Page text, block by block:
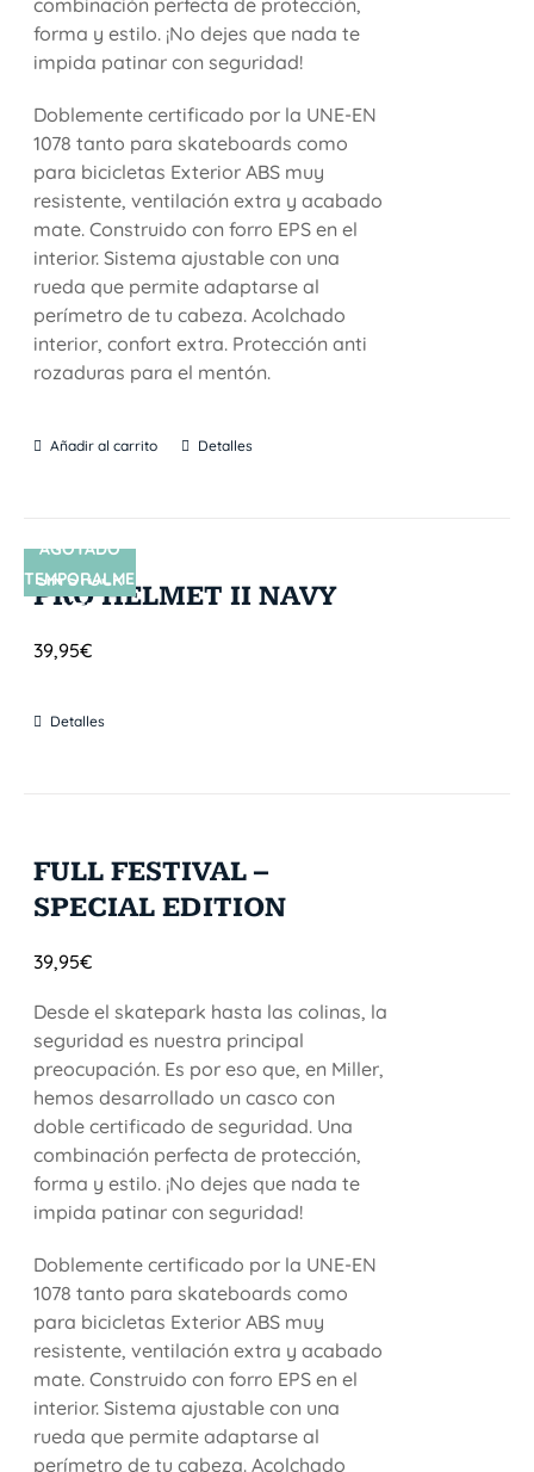
combinación perfecta de protección,
forma y estilo. ¡No dejes que nada te
impida patinar con seguridad!
Doblemente certificado por la UNE-EN
1078 tanto para skateboards como
para bicicletas Exterior ABS muy
resistente, ventilación extra y acabado
mate. Construido con forro EPS en el
interior. Sistema ajustable con una
rueda que permite adaptarse al
perímetro de tu cabeza. Acolchado
interior, confort extra. Protección anti
rozaduras para el mentón.
Añadir al carrito Detalles
SIN STOCK
AGOTADO
TEMPORALME
NTE
PRO HELMET II NAVY
39,95€
Detalles
FULL FESTIVAL –
SPECIAL EDITION
39,95€
Desde el skatepark hasta las colinas, la
seguridad es nuestra principal
preocupación. Es por eso que, en Miller,
hemos desarrollado un casco con
doble certificado de seguridad. Una
combinación perfecta de protección,
forma y estilo. ¡No dejes que nada te
impida patinar con seguridad!
Doblemente certificado por la UNE-EN
1078 tanto para skateboards como
para bicicletas Exterior ABS muy
resistente, ventilación extra y acabado
mate. Construido con forro EPS en el
interior. Sistema ajustable con una
rueda que permite adaptarse al
perímetro de tu cabeza. Acolchado